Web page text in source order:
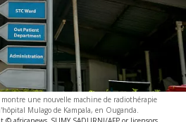
une nouvelle machine de radiothérapie
Mulago de Kampala, en Ouganda.